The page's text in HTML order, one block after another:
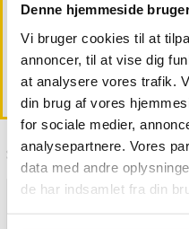
Denne hjemmeside
Vi bruger cookies til at
annoncer, til at vise dig
at analysere vores trafik.
din brug af vores
for sociale medier,
analysepartnere. Vores
data med andre
de har indsamlet fra din
OneBlade /
næsehårstrimmer /
næsetrimmerhoved
Pris :69 kr.
69 kr.
Findes på lager, Leveres i løbet
Køb
Sidst besøgt